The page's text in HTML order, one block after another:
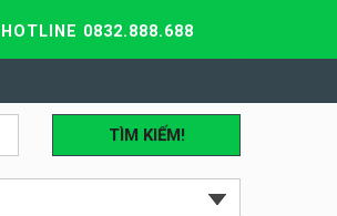
HOTLINE 0832.888.688
TÌM KIẾM!